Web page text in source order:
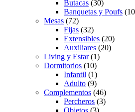
Butacas (30)
Banquetas y Poufs
Mesas (72)
Fijas (32)
Extensibles (20)
Auxiliares (20)
Living y Estar(1)
Dormitorios (10)
Infantil (1)
Adulto (9)
Complementos (46)
Percheros (3)
Objetos (3)